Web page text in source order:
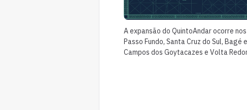
A expansão do QuintoAndar ocorre
Passo Fundo, Santa Cruz do Sul,
Campos dos Goytacazes e Volta